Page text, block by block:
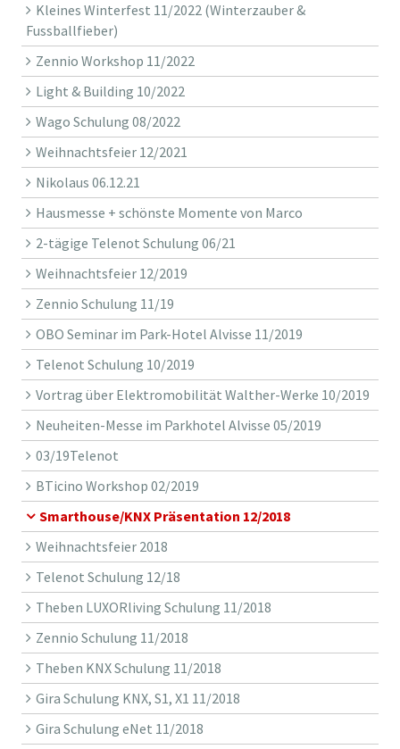
Kleines Winterfest 11/2022 (Winterzauber &
Fussballfieber)
Zennio Workshop 11/2022
Light & Building 10/2022
Wago Schulung 08/2022
Weihnachtsfeier 12/2021
Nikolaus 06.12.21
Hausmesse + schönste Momente von Marco
2-tägige Telenot Schulung 06/21
Weihnachtsfeier 12/2019
Zennio Schulung 11/19
OBO Seminar im Park-Hotel Alvisse 11/2019
Telenot Schulung 10/2019
Vortrag über Elektromobilität Walther-Werke 10/2019
Neuheiten-Messe im Parkhotel Alvisse 05/2019
03/19Telenot
BTicino Workshop 02/2019
Smarthouse/KNX Präsentation 12/2018
Weihnachtsfeier 2018
Telenot Schulung 12/18
Theben LUXORliving Schulung 11/2018
Zennio Schulung 11/2018
Theben KNX Schulung 11/2018
Gira Schulung KNX, S1, X1 11/2018
Gira Schulung eNet 11/2018